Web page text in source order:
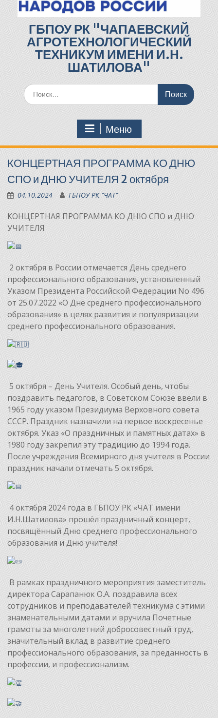
ГБПОУ РК "ЧАПАЕВСКИЙ
АГРОТЕХНОЛОГИЧЕСКИЙ
ТЕХНИКУМ ИМЕНИ И.Н.
ШАТИЛОВА"
Поиск
по:
Меню
КОНЦЕРТНАЯ ПРОГРАММА КО ДНЮ
СПО и ДНЮ УЧИТЕЛЯ 2 октября
04.10.2024 ГБПОУ РК "ЧАТ"
КОНЦЕРТНАЯ ПРОГРАММА КО ДНЮ СПО и ДНЮ
УЧИТЕЛЯ
2 октября в России отмечается День среднего
профессионального образования, установленный
Указом Президента Российской Федерации No 496
от 25.07.2022 «О Дне среднего профессионального
образования» в целях развития и популяризации
среднего профессионального образования.
5 октября – День Учителя. Особый день, чтобы
поздравить педагогов, в Советском Союзе ввели в
1965 году указом Президиума Верховного совета
СССР. Праздник назначили на первое воскресенье
октября. Указ «О праздничных и памятных датах» в
1980 году закрепил эту традицию до 1994 года.
После учреждения Всемирного дня учителя в России
праздник начали отмечать 5 октября.
4 октября 2024 года в ГБПОУ РК «ЧАТ имени
И.Н.Шатилова» прошёл праздничный концерт,
посвящённый Дню среднего профессионального
образования и Дню учителя!
В рамках праздничного мероприятия заместитель
директора Сарапанюк О.А. поздравила всех
сотрудников и преподавателей техникума с этими
знаменательными датами и вручила Почетные
грамоты за многолетний добросовестный труд,
значительный вклад в развитие среднего
профессионального образования, за преданность в
профессии, и профессионализм.